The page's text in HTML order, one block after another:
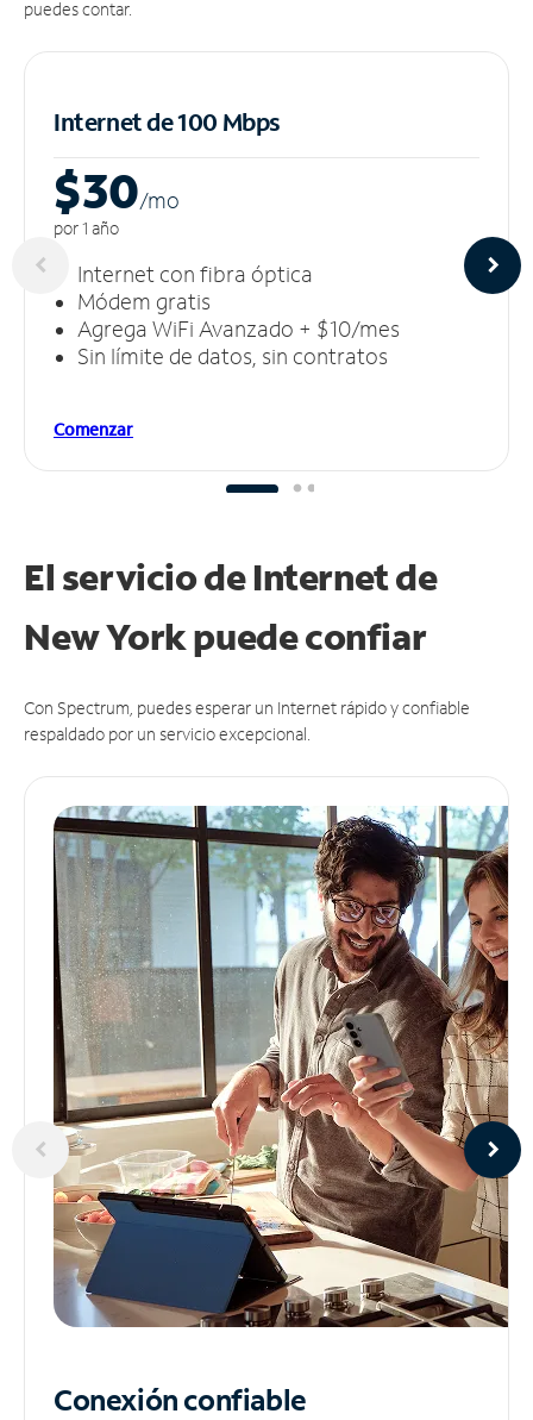
puedes contar.
Internet de 100 Mbps
$30/mo
por 1 año
Internet con fibra óptica
Módem gratis
Agrega WiFi Avanzado + $10/mes
Sin límite de datos, sin contratos
Comenzar
El servicio de Internet de
New York puedeconfiar
Con Spectrum, puedes esperar un Internet rápido y confiable
respaldado por un servicio excepcional.
Conexión confiable